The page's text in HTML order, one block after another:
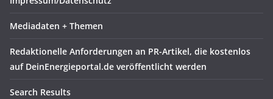
Mediadaten + Themen
Redaktionelle Anforderungen an PR-Artikel, die kostenlos
auf DeinEnergieportal.de veröffentlicht werden
Search Results